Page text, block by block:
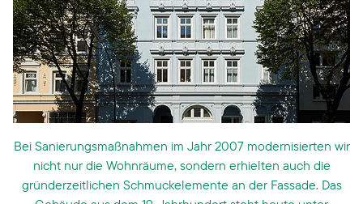
Bei Sanierungsmaßnahmen im Jahr 2007 modernisierten wir
nicht nur die Wohnräume, sondern erhielten auch die
gründerzeitlichen Schmuckelemente an der Fassade. Das